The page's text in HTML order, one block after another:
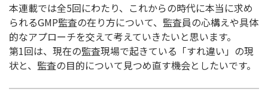
本連載では全5回にわたり、これからの時代に本当に求め
られるGMP監査の在り方について、監査員の心構えや具体
的なアプローチを交えて考えていきたいと思います。
第1回は、現在の監査現場で起きている「すれ違い」の現
状と、監査の目的について見つめ直す機会としたいです。